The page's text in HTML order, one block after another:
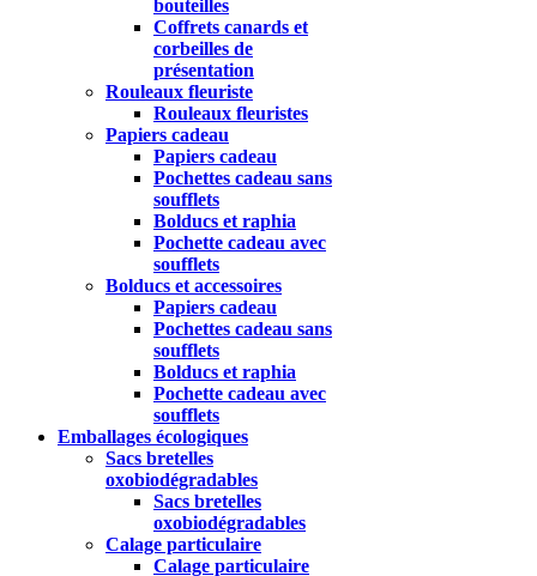
bouteilles
Coffrets canards et
corbeilles de
présentation
Rouleaux fleuriste
Rouleaux fleuristes
Papiers cadeau
Papiers cadeau
Pochettes cadeau sans
soufflets
Bolducs et raphia
Pochette cadeau avec
soufflets
Bolducs et accessoires
Papiers cadeau
Pochettes cadeau sans
soufflets
Bolducs et raphia
Pochette cadeau avec
soufflets
Emballages écologiques
Sacs bretelles
oxobiodégradables
Sacs bretelles
oxobiodégradables
Calage particulaire
Calage particulaire